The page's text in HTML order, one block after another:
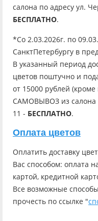
салона по адресу ул.
БЕСПЛАТНО.
*Со 2.03.2026г. по
СанктПетербургу в
В указанный период
цветов поштучно и
от 15000 рублей
САМОВЫВОЗ из салона
11 - БЕСПЛАТНО.
Оплата цветов
Оплатить доставку
Вас способом: оплата
картой, кредитной
Все возможные
прочесть по ссылке "